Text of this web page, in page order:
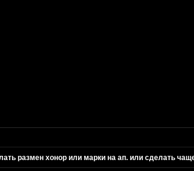
размен хонор или марки на ап. или сделать